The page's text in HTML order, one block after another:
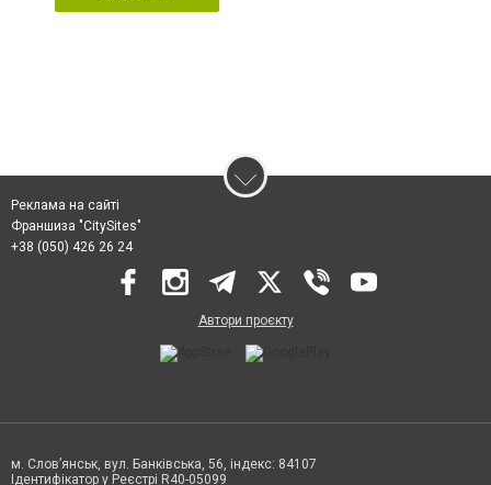
Реклама на сайті
Франшиза "CitySites"
+38 (050) 426 26 24
Автори проєкту
м. Слов’янськ, вул. Банківська, 56, індекс: 84107
Ідентифікатор у Реєстрі R40-05099